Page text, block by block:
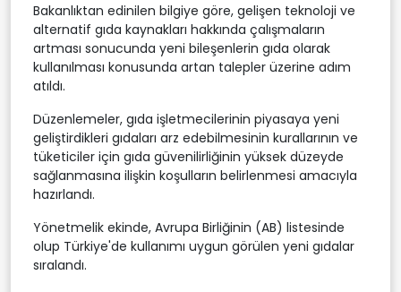
Bakanlıktan edinilen bilgiye göre, gelişen teknoloji ve
alternatif gıda kaynakları hakkında çalışmaların
artması sonucunda yeni bileşenlerin gıda olarak
kullanılması konusunda artan talepler üzerine adım
atıldı.
Düzenlemeler, gıda işletmecilerinin piyasaya yeni
geliştirdikleri gıdaları arz edebilmesinin kurallarının ve
tüketiciler için gıda güvenilirliğinin yüksek düzeyde
sağlanmasına ilişkin koşulların belirlenmesi amacıyla
hazırlandı.
Yönetmelik ekinde, Avrupa Birliğinin (AB) listesinde
olup Türkiye'de kullanımı uygun görülen yeni gıdalar
sıralandı.